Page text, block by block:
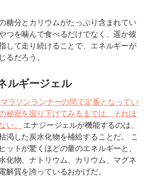
糖分とカリウムがたっぷり含まれてい
つを噛んで食べるだけでなく、遥か彼
して走り続けることで、エネルギーが
るだろう。
ルギージェル
ラソンランナーの間で定番となってい
秘密を掘り下げてみるまでは、それほ
い。
エナジージェルが機能するのは、
渇した炭水化物を補給することだ。 こ
ットが驚くほどの量のエネルギーと、
化物、ナトリウム、カリウム、マグネ
解質を誇っているおかげだ。